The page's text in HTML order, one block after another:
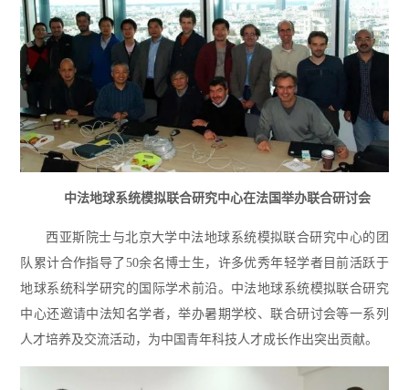
中法地球系统模拟联合研究中心在法国举办联合研讨会
西亚斯院士与北京大学中法地球系统模拟联合研究中心的团
队累计合作指导了50余名博士生，许多优秀年轻学者目前活跃于
地球系统科学研究的国际学术前沿。中法地球系统模拟联合研究
中心还邀请中法知名学者，举办暑期学校、联合研讨会等一系列
人才培养及交流活动，为中国青年科技人才成长作出突出贡献。